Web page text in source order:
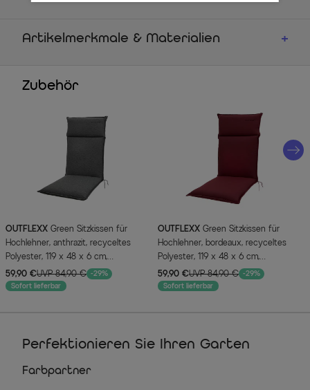
Artikelmerkmale & Materialien
Zubehör
OUTFLEXX
Hochlehner, anthrazit, recyceltes
Polyester, 119 x 48 x 6 cm,
strapazierfähig, witterungsbeständig,
nachhaltig
59,90 €UVP 84,90 € -29%
Sofort lieferbar
OUTFLEXX
Hochlehner, bordeaux, recyceltes
Polyester, 119 x 48 x 6 cm,
strapazierfähig, witterungsbeständig,
nachhaltig
59,90 €UVP 84,90 € -29%
Sofort lieferbar
Perfektionieren Sie Ihren Garten
Farbpartner